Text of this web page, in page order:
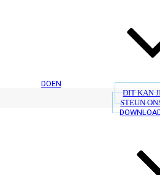
DOEN
DIT KAN
STEUN